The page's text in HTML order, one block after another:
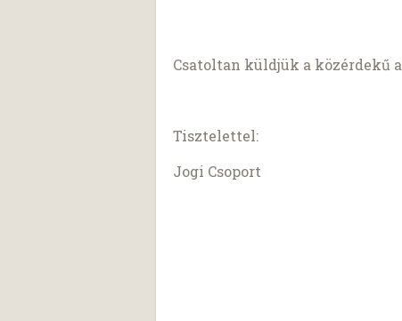
Csatoltan küldjük a közérdekű
Tisztelettel:
Jogi Csoport